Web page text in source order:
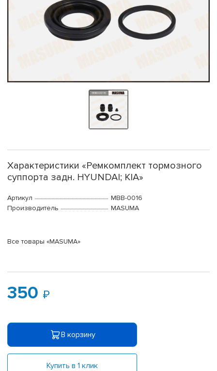
Характеристики «Ремкомплект тормозного
суппорта задн. HYUNDAI; KIA»
Артикул
MBB-0016
Производитель
MASUMA
Все товары «MASUMA»
350
В корзину
Купить в 1 клик